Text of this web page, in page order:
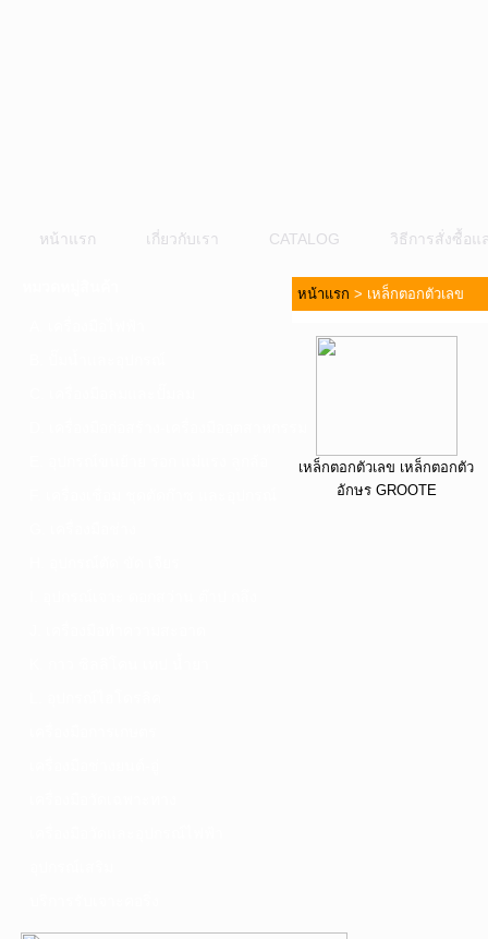
หน้าแรก เกี่ยวกับเรา CATALOG วิธีการสั่งซื้อแ
หน้าแรก > เหล็กตอกตัวเลข
เหล็กตอกตัวเลข เหล็กตอกตัว
อักษร GROOTE